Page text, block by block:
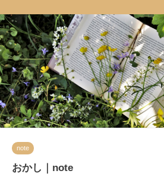
note
おかし｜note